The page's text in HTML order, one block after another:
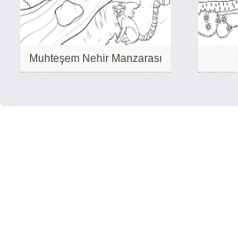
Muhteşem Nehir Manzarası